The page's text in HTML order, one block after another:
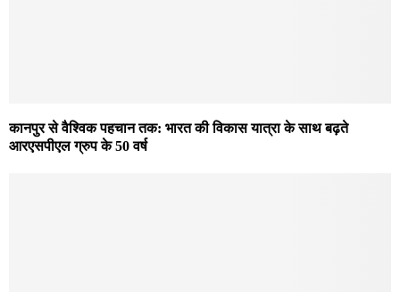
कानपुर से वैश्विक पहचान तक: भारत की विकास यात्रा के साथ बढ़ते
आरएसपीएल ग्रुप के 50 वर्ष